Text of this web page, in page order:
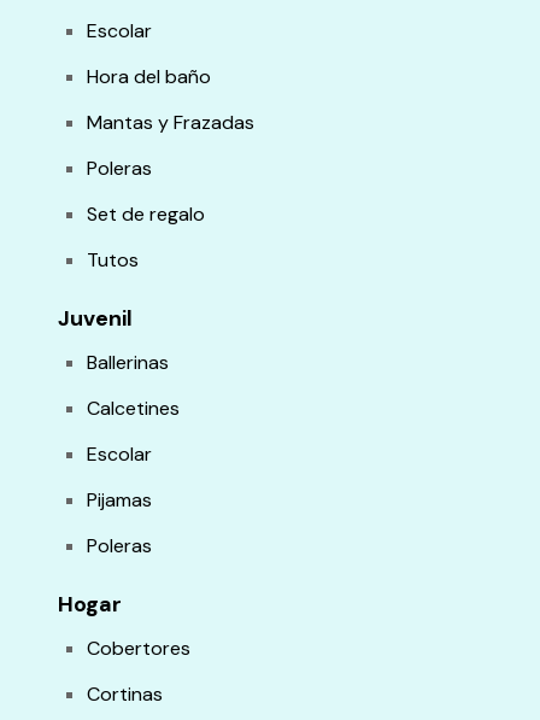
Escolar
Hora del baño
Mantas y Frazadas
Poleras
Set de regalo
Tutos
Juvenil
Ballerinas
Calcetines
Escolar
Pijamas
Poleras
Hogar
Cobertores
Cortinas